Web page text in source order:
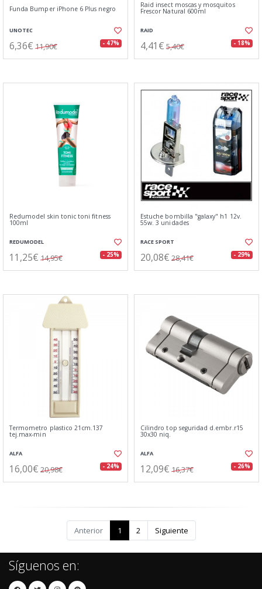
Funda Bumper iPhone 6 Plus negro
UNOTEC
6,36€ 11,90€ - 47%
Raid insect moscas y mosquitos
Frescor Natural 600ml
RAID
4,41€ 5,40€ - 18%
Redumodel skin tonic toni fitness
100ml
REDUMODEL
11,25€ 14,95€ - 25%
Estuche bombilla "galaxy" h1 12v.
55w. 3 unidades
RACE SPORT
20,08€ 28,41€ - 29%
Termometro plastico 21cm.137
tej.max-min
ALFA
16,00€ 20,98€ - 24%
Cilindro top seguridad d.embr.r15
30x30 niq.
ALFA
12,09€ 16,37€ - 26%
Anterior 1 2 Siguiente
Síguenos en: